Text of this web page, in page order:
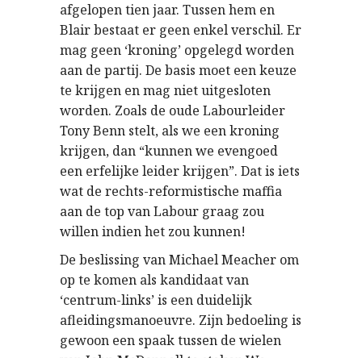
afgelopen tien jaar. Tussen hem en
Blair bestaat er geen enkel verschil. Er
mag geen ‘kroning’ opgelegd worden
aan de partij. De basis moet een keuze
te krijgen en mag niet uitgesloten
worden. Zoals de oude Labourleider
Tony Benn stelt, als we een kroning
krijgen, dan “kunnen we evengoed
een erfelijke leider krijgen”. Dat is iets
wat de rechts-reformistische maffia
aan de top van Labour graag zou
willen indien het zou kunnen!
De beslissing van Michael Meacher om
op te komen als kandidaat van
‘centrum-links’ is een duidelijk
afleidingsmanoeuvre. Zijn bedoeling is
gewoon een spaak tussen de wielen